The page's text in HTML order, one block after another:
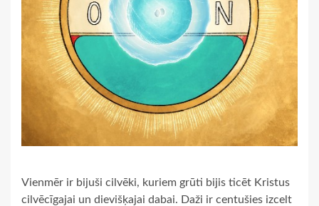
Vienmēr ir bijuši cilvēki, kuriem grūti bijis ticēt Kristus
cilvēcīgajai un dievišķajai dabai. Daži ir centušies izcelt